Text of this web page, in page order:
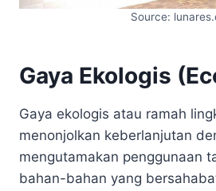
Source:
Gaya Ekologis
Gaya ekologis atau ramah
menonjolkan keberlanjutan
mengutamakan penggunaan
bahan-bahan yang